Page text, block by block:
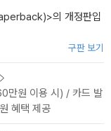
>의 개정판입
구판 보기
만원 이용 시) / 카드 발
혜택 제공